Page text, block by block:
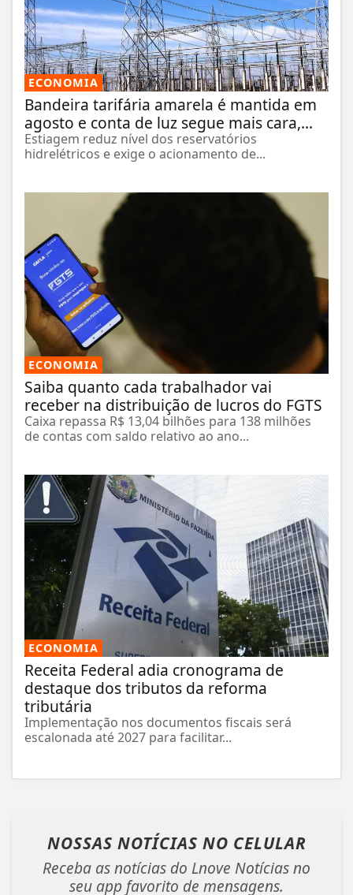
ECONOMIA
Bandeira tarifária amarela é mantida em
agosto e conta de luz segue mais cara,...
Estiagem reduz nível dos reservatórios
hidrelétricos e exige o acionamento de...
ECONOMIA
Saiba quanto cada trabalhador vai
receber na distribuição de lucros do FGTS
Caixa repassa R$ 13,04 bilhões para 138 milhões
de contas com saldo relativo ao ano...
ECONOMIA
Receita Federal adia cronograma de
destaque dos tributos da reforma
tributária
Implementação nos documentos fiscais será
escalonada até 2027 para facilitar...
NOSSAS NOTÍCIAS NO CELULAR
Receba as notícias do Lnove Notícias no
seu app favorito de mensagens.